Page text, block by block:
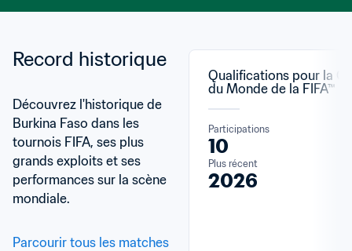
Record historique
Découvrez l'historique de
Burkina Faso dans les
tournois FIFA, ses plus
grands exploits et ses
performances sur la scène
mondiale.
Parcourir tous les matches
Qualifications pour la
du Monde de la FIFA™
Participations
10
Plus récent
2026